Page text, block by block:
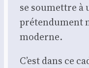
se sou­mettre
pré­ten­du­ment
moderne.
C’est dans ce